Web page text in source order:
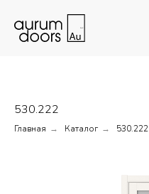
530.222
Главная → Каталог → 530.222